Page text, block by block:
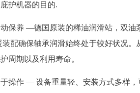
护机器的目的.
保养 —德国原装的稀油润滑站，双油
配确保轴承润滑始终处于较好状况
周期以及利用寿命。
操作 — 设备重量轻、安装方式多样